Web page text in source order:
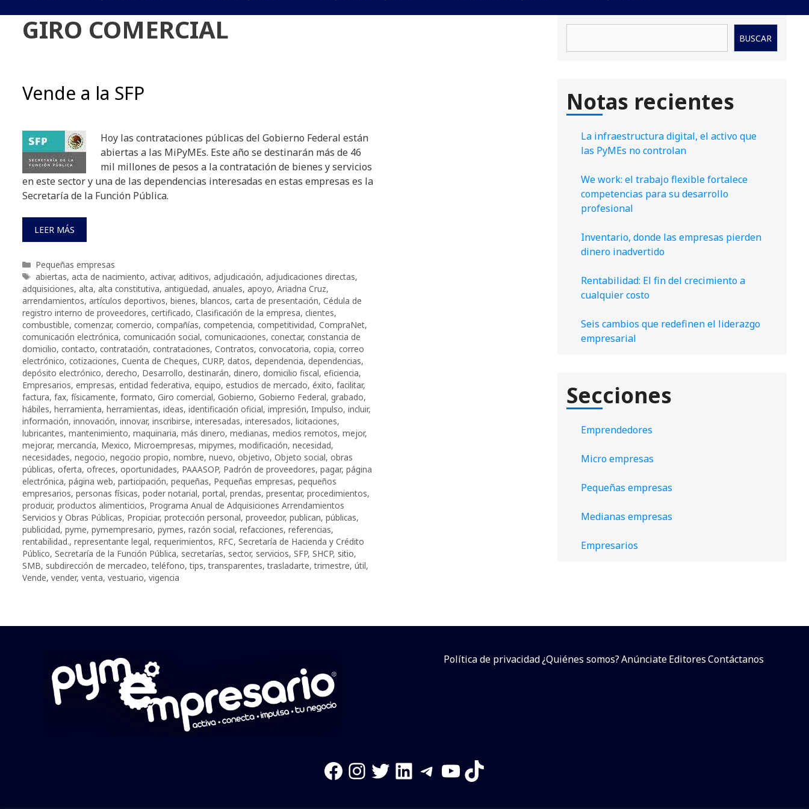
GIRO COMERCIAL
Vende a la SFP
Hoy las contrataciones públicas del Gobierno Federal están
abiertas a las MiPyMEs. Este año se destinarán más de 46
mil millones de pesos a la contratación de bienes y servicios
en este sector y una de las dependencias interesadas en estas empresas es la
Secretaría de la Función Pública.
LEER MÁS
Categorías
Pequeñas empresas
Etiquetas
abiertas, acta de nacimiento, activar, aditivos, adjudicación, adjudicaciones directas,
adquisiciones, alta, alta constitutiva, antigüedad, anuales, apoyo, Ariadna Cruz,
arrendamientos, artículos deportivos, bienes, blancos, carta de presentación, Cédula de
registro interno de proveedores, certificado, Clasificación de la empresa, clientes,
combustible, comenzar, comercio, compañías, competencia, competitividad, CompraNet,
comunicación electrónica, comunicación social, comunicaciones, conectar, constancia de
domicilio, contacto, contratación, contrataciones, Contratos, convocatoria, copia, correo
electrónico, cotizaciones, Cuenta de Cheques, CURP, datos, dependencia, dependencias,
depósito electrónico, derecho, Desarrollo, destinarán, dinero, domicilio fiscal, eficiencia,
Empresarios, empresas, entidad federativa, equipo, estudios de mercado, éxito, facilitar,
factura, fax, físicamente, formato, Giro comercial, Gobierno, Gobierno Federal, grabado,
hábiles, herramienta, herramientas, ideas, identificación oficial, impresión, Impulso, incluir,
información, innovación, innovar, inscribirse, interesadas, interesados, licitaciones,
lubricantes, mantenimiento, maquinaria, más dinero, medianas, medios remotos, mejor,
mejorar, mercancía, Mexico, Microempresas, mipymes, modificación, necesidad,
necesidades, negocio, negocio propio, nombre, nuevo, objetivo, Objeto social, obras
públicas, oferta, ofreces, oportunidades, PAAASOP, Padrón de proveedores, pagar, página
electrónica, página web, participación, pequeñas, Pequeñas empresas, pequeños
empresarios, personas físicas, poder notarial, portal, prendas, presentar, procedimientos,
producir, productos alimenticios, Programa Anual de Adquisiciones Arrendamientos
Servicios y Obras Públicas, Propiciar, protección personal, proveedor, publican, públicas,
publicidad, pyme, pymempresario, pymes, razón social, refacciones, referencias,
rentabilidad., representante legal, requerimientos, RFC, Secretaría de Hacienda y Crédito
Público, Secretaría de la Función Pública, secretarías, sector, servicios, SFP, SHCP, sitio,
SMB, subdirección de mercadeo,teléfono,tips,transparentes,trasladarte,trimestre, útil,
Vende, vender, venta, vestuario, vigencia
BUSCAR
Notas recientes
La infraestructura digital, el activo que
las PyMEs no controlan
We work: el trabajo flexible fortalece
competencias para su desarrollo
profesional
Inventario, donde las empresas pierden
dinero inadvertido
Rentabilidad: El fin del crecimiento a
cualquier costo
Seis cambios que redefinen el liderazgo
empresarial
Secciones
Emprendedores
Micro empresas
Pequeñas empresas
Medianas empresas
Empresarios
Política de privacidad¿Quiénes somos?AnúnciateEditoresContáctanos
Facebook
Instagram
Twitter
LinkedIn
Telegram
YouTube
TikTok